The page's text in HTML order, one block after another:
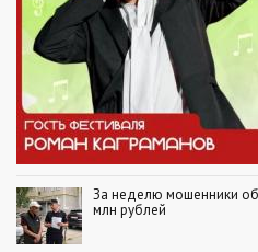
За неделю мошенники
млн рублей